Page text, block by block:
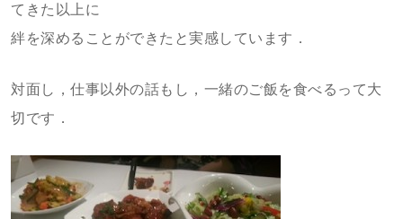
てきた以上に
絆を深めることができたと実感しています．
対面し，仕事以外の話もし，一緒のご飯を食べるって大
切です．